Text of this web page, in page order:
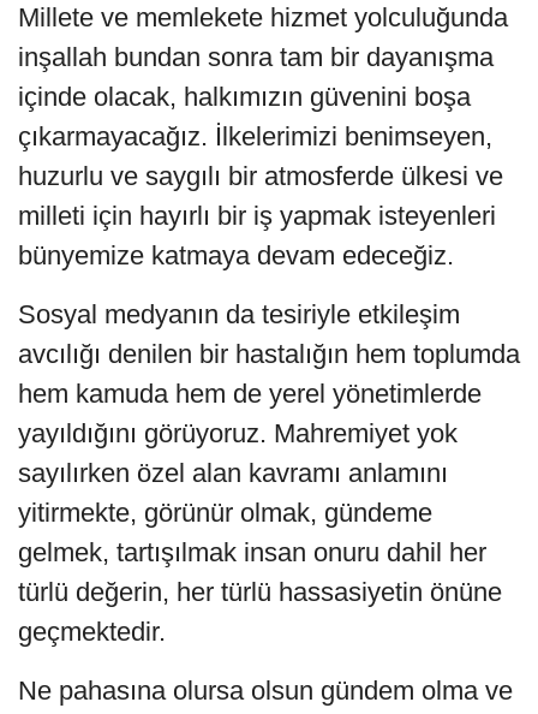
Millete ve memlekete hizmet yolculuğunda
inşallah bundan sonra tam bir dayanışma
içinde olacak, halkımızın güvenini boşa
çıkarmayacağız. İlkelerimizi benimseyen,
huzurlu ve saygılı bir atmosferde ülkesi ve
milleti için hayırlı bir iş yapmak isteyenleri
bünyemize katmaya devam edeceğiz.
Sosyal medyanın da tesiriyle etkileşim
avcılığı denilen bir hastalığın hem toplumda
hem kamuda hem de yerel yönetimlerde
yayıldığını görüyoruz. Mahremiyet yok
sayılırken özel alan kavramı anlamını
yitirmekte, görünür olmak, gündeme
gelmek, tartışılmak insan onuru dahil her
türlü değerin, her türlü hassasiyetin önüne
geçmektedir.
Ne pahasına olursa olsun gündem olma ve